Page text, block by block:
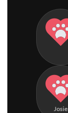
Josie